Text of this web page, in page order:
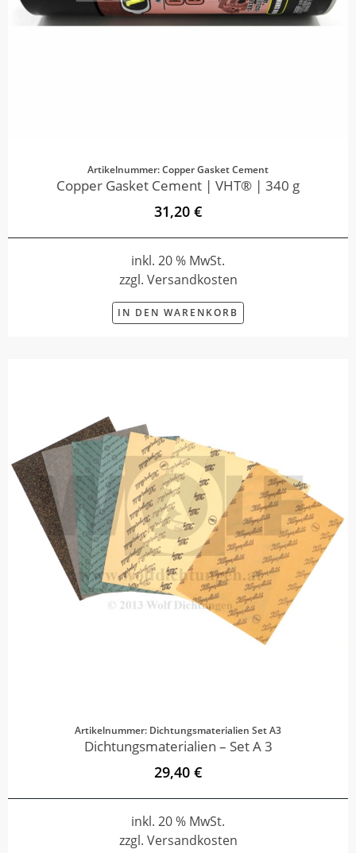
Artikelnummer: Copper Gasket Cement
Copper Gasket Cement | VHT® | 340 g
31,20 €
inkl. 20 % MwSt.
zzgl. Versandkosten
IN DEN WARENKORB
Artikelnummer: Dichtungsmaterialien Set A3
Dichtungsmaterialien – Set A 3
29,40 €
inkl. 20 % MwSt.
zzgl. Versandkosten